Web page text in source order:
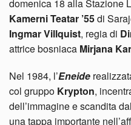
domenica 18 alla Stazione
Kamerni Teatar ’55di
Ingmar Villquist, regia di
attrice bosniaca Mirjana
Nel 1984, l’Eneide
col gruppo Krypton,
dell’immagine e scandita
una tappa importante